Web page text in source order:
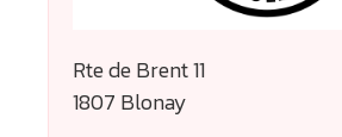
Rte de Brent 11
1807 Blonay